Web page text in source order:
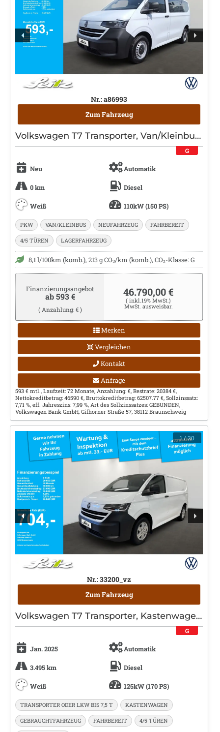
Nr.: a86993
Zum Fahrzeug
Volkswagen T7 Transporter, Van/Kleinbus, Diesel, Automatik, Weiß
Neu Automatik
0 km Diesel
Weiß 110kW (150 PS)
G
PKW VAN/KLEINBUS NEUFAHRZEUG FAHRBEREIT
4/5 TÜREN LAGERFAHRZEUG
8,1 l/100km (komb.), 213 g CO2/km (komb.), CO₂-Klasse: G
Finanzierungsangebot
ab 593 €
( Anzahlung: € )
46.790,00 €
( inkl.19% MwSt.)
MwSt. ausweisbar.
Merken
Vergleichen
Kontakt
Anfrage
593 € mtl., Laufzeit: 72 Monate, Anzahlung: €, Restrate: 20384 €,
Nettokreditbetrag: 46590 €, Bruttokreditbetrag: 62507.77 €, Sollzinssatz:
7,71 %, eff. Jahreszins: 7,99 %, Art des Sollzinssatzes: GEBUNDEN,
Volkswagen Bank GmbH, Gifhorner Straße 57, 38112 Braunschweig
1/ 20
Nr.: 33200_vz
Zum Fahrzeug
Volkswagen T7 Transporter, Kastenwagen, Diesel, Automatik, Weiß
Jan. 2025 Automatik
3.495 km Diesel
Weiß 125kW (170 PS)
G
TRANSPORTER ODER LKW BIS 7,5 T KASTENWAGEN
GEBRAUCHTFAHRZEUG FAHRBEREIT 4/5 TÜREN